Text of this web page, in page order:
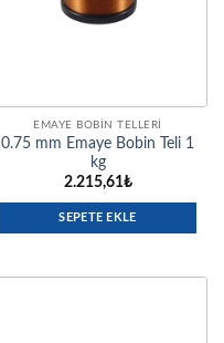
EMAYE BOBIN TELLERI
0.75 mm Emaye Bobin Teli 1
kg
2.215,61₺
SEPETE EKLE